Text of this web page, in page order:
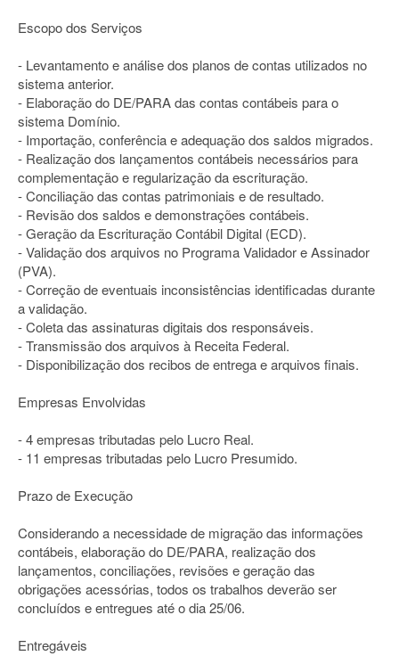
Escopo dos Serviços
- Levantamento e análise dos planos de contas utilizados no
sistema anterior.
- Elaboração do DE/PARA das contas contábeis para o
sistema Domínio.
- Importação, conferência e adequação dos saldos migrados.
- Realização dos lançamentos contábeis necessários para
complementação e regularização da escrituração.
- Conciliação das contas patrimoniais e de resultado.
- Revisão dos saldos e demonstrações contábeis.
- Geração da Escrituração Contábil Digital (ECD).
- Validação dos arquivos no Programa Validador e Assinador
(PVA).
- Correção de eventuais inconsistências identificadas durante
a validação.
- Coleta das assinaturas digitais dos responsáveis.
- Transmissão dos arquivos à Receita Federal.
- Disponibilização dos recibos de entrega e arquivos finais.
Empresas Envolvidas
- 4 empresas tributadas pelo Lucro Real.
- 11 empresas tributadas pelo Lucro Presumido.
Prazo de Execução
Considerando a necessidade de migração das informações
contábeis, elaboração do DE/PARA, realização dos
lançamentos, conciliações, revisões e geração das
obrigações acessórias, todos os trabalhos deverão ser
concluídos e entregues até o dia 25/06.
Entregáveis